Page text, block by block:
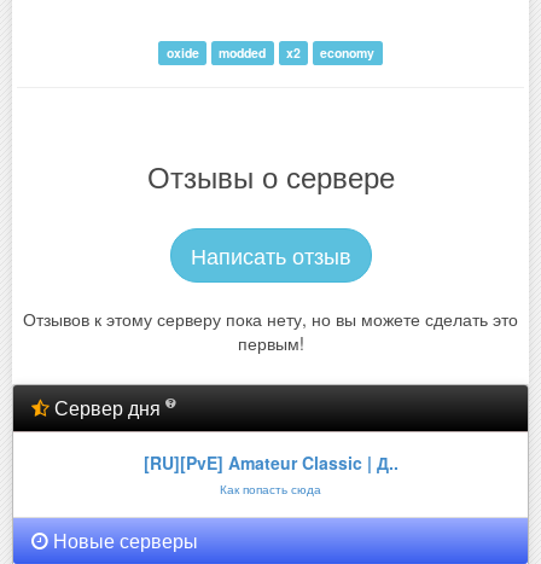
oxide modded x2 economy
Отзывы о сервере
Написать отзыв
Отзывов к этому серверу пока нету, но вы можете сделать это
первым!
Сервер дня
[RU][PvE] Amateur Classic | Д..
Как попасть сюда
Новые серверы